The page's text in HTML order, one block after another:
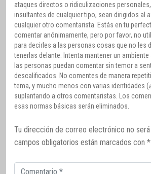
ataques directos o ridiculizaciones
insultantes de cualquier tipo, sean dirigidos al
cualquier otro comentarista. Estás en tu
comentar anónimamente, pero por favor, no
para decirles a las personas cosas que no les
tenerlas delante. Intenta mantener un ambiente
las personas puedan comentar sin temor a
descalificados. No comentes de manera
tema, y mucho menos con varias identidades (
suplantando a otros comentaristas. Los
esas normas básicas serán eliminados.
Tu dirección de correo electrónico no será
campos obligatorios están marcados con *
Comentario